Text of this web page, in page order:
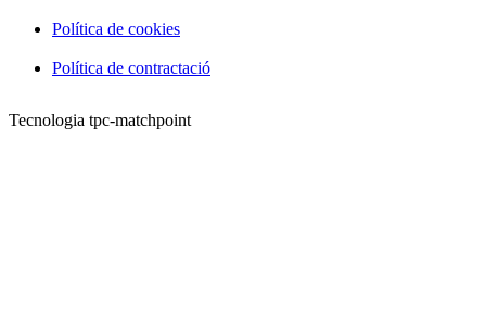
Política de cookies
Política de contractació
Tecnologia tpc-matchpoint